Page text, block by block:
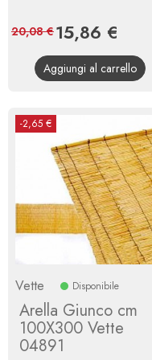
Prezzo
15,86 €
base
20,08 €
Aggiungi al carrello
-2,65 €
Vette Disponibile
Arella Giunco cm
100X300 Vette
04891